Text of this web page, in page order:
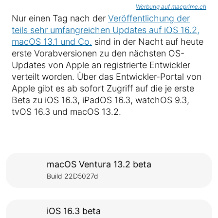
Werbung auf macprime.ch
Nur einen Tag nach der Veröffentlichung der
teils sehr umfangreichen Updates auf iOS 16.2,
macOS 13.1 und Co. sind in der Nacht auf heute
erste Vorabversionen zu den nächsten OS-
Updates von Apple an registrierte Entwickler
verteilt worden. Über das Entwickler-Portal von
Apple gibt es ab sofort Zugriff auf die je erste
Beta zu iOS 16.3, iPadOS 16.3, watchOS 9.3,
tvOS 16.3 und macOS 13.2.
macOS Ventura 13.2 beta
Build 22D5027d
iOS 16.3 beta